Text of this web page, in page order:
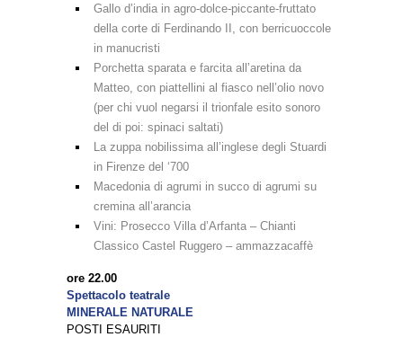
Gallo d’india in agro-dolce-piccante-fruttato
della corte di Ferdinando II, con berricuoccole
in manucristi
Porchetta sparata e farcita all’aretina da
Matteo, con piattellini al fiasco nell’olio novo
(per chi vuol negarsi il trionfale esito sonoro
del di poi: spinaci saltati)
La zuppa nobilissima all’inglese degli Stuardi
in Firenze del ‘700
Macedonia di agrumi in succo di agrumi su
cremina all’arancia
Vini: Prosecco Villa d’Arfanta – Chianti
Classico Castel Ruggero – ammazzacaffè
ore 22.00
Spettacolo teatrale
MINERALE NATURALE
POSTI ESAURITI